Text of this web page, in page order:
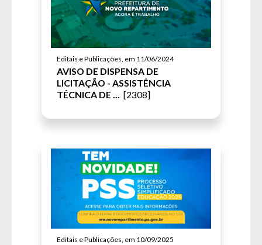
Editais e Publicações, em 11/06/2024
AVISO DE DISPENSA DE
LICITAÇÃO - ASSISTÊNCIA
TÉCNICA DE ...
[2308]
Editais e Publicações, em 10/09/2025